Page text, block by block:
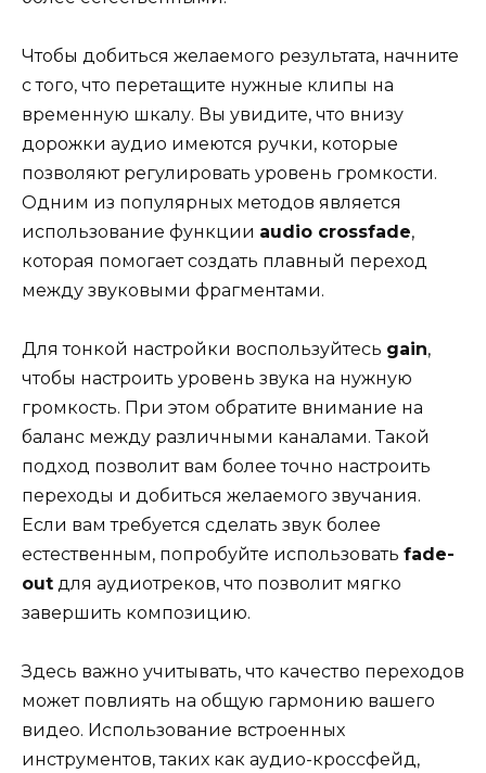
Чтобы добиться желаемого результата, начните
с того, что перетащите нужные клипы на
временную шкалу. Вы увидите, что внизу
дорожки аудио имеются ручки, которые
позволяют регулировать уровень громкости.
Одним из популярных методов является
использование функции audio crossfade,
которая помогает создать плавный переход
между звуковыми фрагментами.
Для тонкой настройки воспользуйтесь gain,
чтобы настроить уровень звука на нужную
громкость. При этом обратите внимание на
баланс между различными каналами. Такой
подход позволит вам более точно настроить
переходы и добиться желаемого звучания.
Если вам требуется сделать звук более
естественным, попробуйте использовать fade-
out для аудиотреков, что позволит мягко
завершить композицию.
Здесь важно учитывать, что качество переходов
может повлиять на общую гармонию вашего
видео. Использование встроенных
инструментов, таких как аудио-кроссфейд,